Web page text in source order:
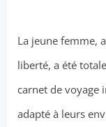
La jeune femme,
liberté, a été
carnet de voyage
adapté à leurs